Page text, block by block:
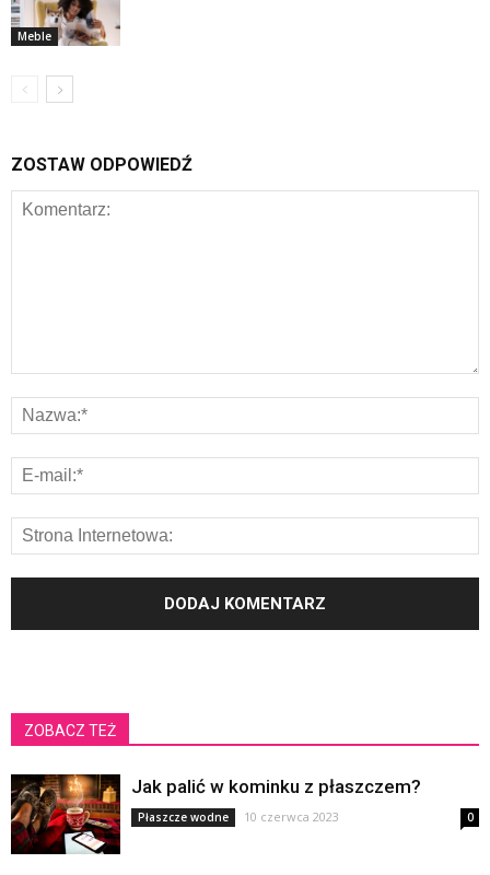
Meble
ZOSTAW ODPOWIEDŹ
ZOBACZ TEŻ
Jak palić w kominku z płaszczem?
Płaszcze wodne 10 czerwca 2023 0